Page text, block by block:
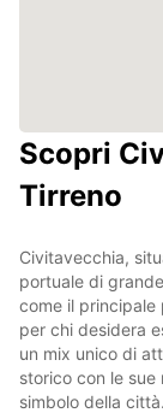
Scopri
Tirreno
Civitavecchia,
portuale di
come il principale
per chi desidera
un mix unico di
storico con le sue
simbolo della